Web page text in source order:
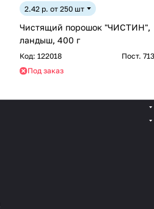
2.42 р. от 250 шт
Чистящий порошок "ЧИСТИН",
ландыш, 400 г
Код: 122018
Пост. 713
Под заказ